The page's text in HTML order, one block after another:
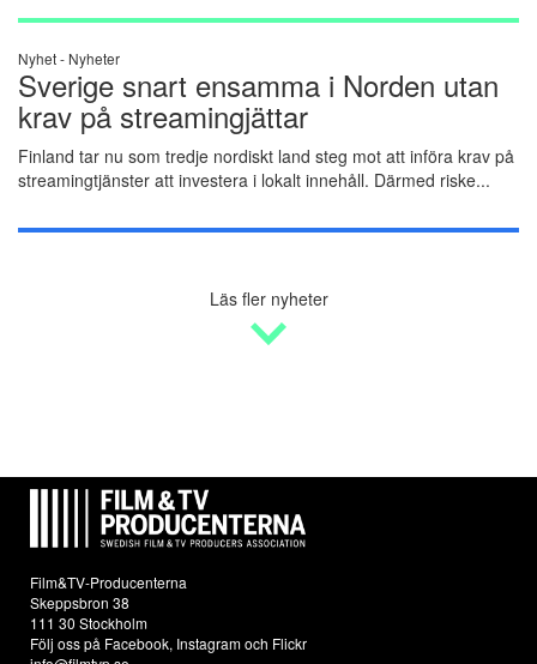
Nyhet - Nyheter
Sverige snart ensamma i Norden utan
krav på streamingjättar
Finland tar nu som tredje nordiskt land steg mot att införa krav på
streamingtjänster att investera i lokalt innehåll. Därmed riske...
Läs fler nyheter
Film&TV-Producenterna
Skeppsbron 38
111 30 Stockholm
Följ oss på Facebook, Instagramoch Flickr